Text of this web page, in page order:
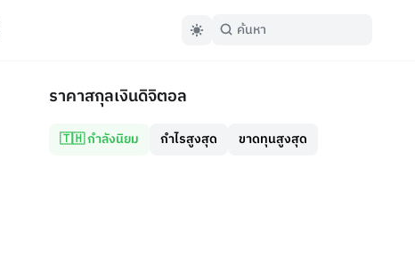
ราคาสกุลเงินดิจิตอล
🇹🇭 กำลังนิยม กำไรสูงสุด ขาดทุนสูงสุด